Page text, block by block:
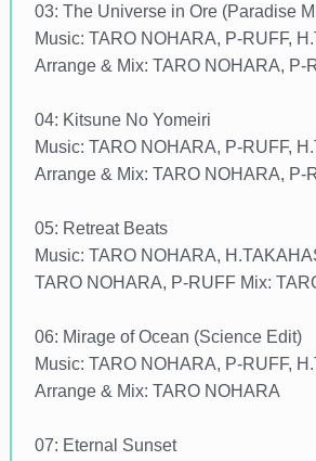
03: The Universe in Ore (Paradise
Music: TARO NOHARA, P-RUFF,
Arrange & Mix: TARO NOHARA, P-
04: Kitsune No Yomeiri
Music: TARO NOHARA, P-RUFF,
Arrange & Mix: TARO NOHARA, P-
05: Retreat Beats
Music: TARO NOHARA,
TARO NOHARA, P-RUFF Mix:
06: Mirage of Ocean (Science Edit)
Music: TARO NOHARA, P-RUFF,
Arrange & Mix: TARO NOHARA
07: Eternal Sunset